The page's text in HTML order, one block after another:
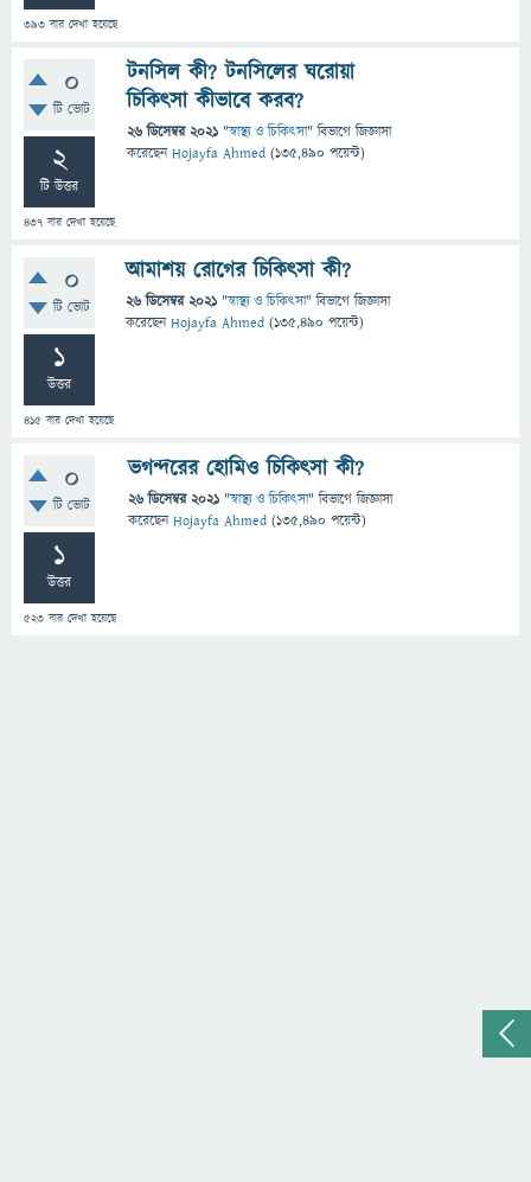
393 বার দেখা হয়েছে
0
টি ভোট
2
টি উত্তর
437 বার দেখা হয়েছে
টনসিল কী? টনসিলের ঘরোয়া
চিকিৎসা কীভাবে করব?
26 ডিসেম্বর 2021 "স্বাস্থ্য ও চিকিৎসা" বিভাগে জিজ্ঞাসা
করেছেনHojayfa Ahmed (135,490 পয়েন্ট)
0
টি ভোট
1
উত্তর
415 বার দেখা হয়েছে
আমাশয় রোগের চিকিৎসা কী?
26 ডিসেম্বর 2021 "স্বাস্থ্য ও চিকিৎসা" বিভাগে জিজ্ঞাসা
করেছেনHojayfa Ahmed (135,490 পয়েন্ট)
0
টি ভোট
1
উত্তর
523 বার দেখা হয়েছে
ভগন্দরের হোমিও চিকিৎসা কী?
26 ডিসেম্বর 2021 "স্বাস্থ্য ও চিকিৎসা" বিভাগে জিজ্ঞাসা
করেছেনHojayfa Ahmed (135,490 পয়েন্ট)